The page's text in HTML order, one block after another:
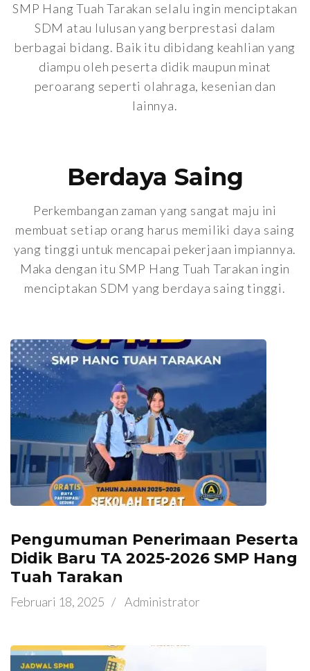
SMP Hang Tuah Tarakan selalu ingin menciptakan
SDM atau lulusan yang berprestasi dalam
berbagai bidang. Baik itu dibidang keahlian yang
diampu oleh peserta didik maupun minat
peroarang seperti olahraga, kesenian dan
lainnya.
Berdaya Saing
Perkembangan zaman yang sangat maju ini
membuat setiap orang harus memiliki daya saing
yang tinggi untuk mencapai pekerjaan impiannya.
Maka dengan itu SMP Hang Tuah Tarakan ingin
menciptakan SDM yang berdaya saing tinggi.
Pengumuman Penerimaan Peserta
Didik Baru TA 2025-2026 SMP Hang
Tuah Tarakan
Februari 18, 2025 / Administrator